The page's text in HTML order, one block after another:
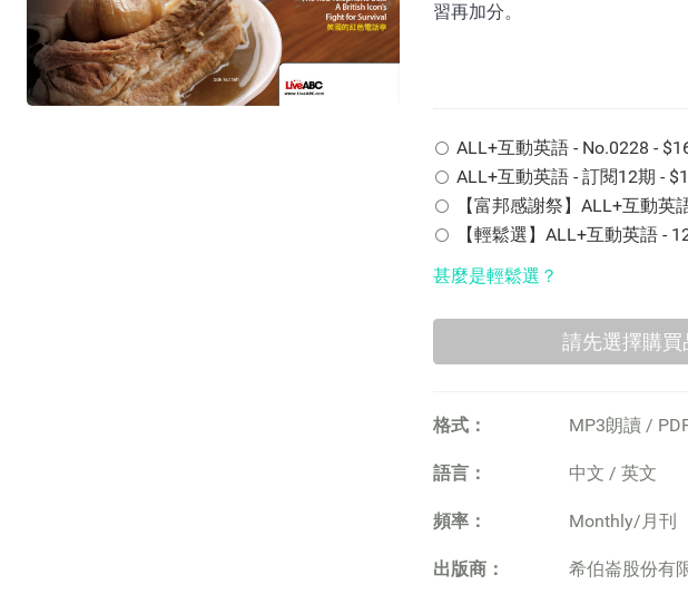
習再加分。
ALL+互動英語 - No.0228 -
ALL+互動英語 - 訂閱12期 -
【富邦感謝祭】ALL+互動英
【輕鬆選】ALL+互動英語 -
甚麼是輕鬆選？
格式： MP3朗讀 /
語言： 中文 / 英文
頻率： Monthly/月刊
出版商： 希伯崙股份有